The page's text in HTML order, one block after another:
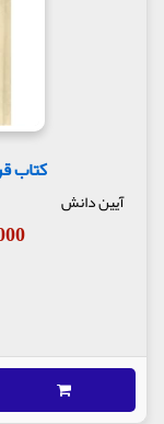
کتاب
آیین دانش